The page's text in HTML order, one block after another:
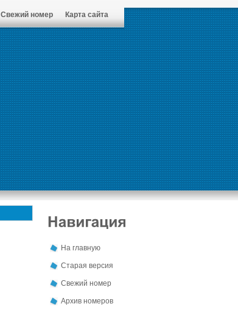
Свежий номер Карта сайта
На главную
Старая версия
Свежий номер
Архив номеров